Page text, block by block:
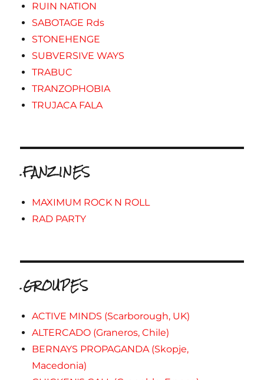
RUIN NATION
SABOTAGE Rds
STONEHENGE
SUBVERSIVE WAYS
TRABUC
TRANZOPHOBIA
TRUJACA FALA
.FANZINES
MAXIMUM ROCK N ROLL
RAD PARTY
.GROUPES
ACTIVE MINDS (Scarborough, UK)
ALTERCADO (Graneros, Chile)
BERNAYS PROPAGANDA (Skopje,
Macedonia)